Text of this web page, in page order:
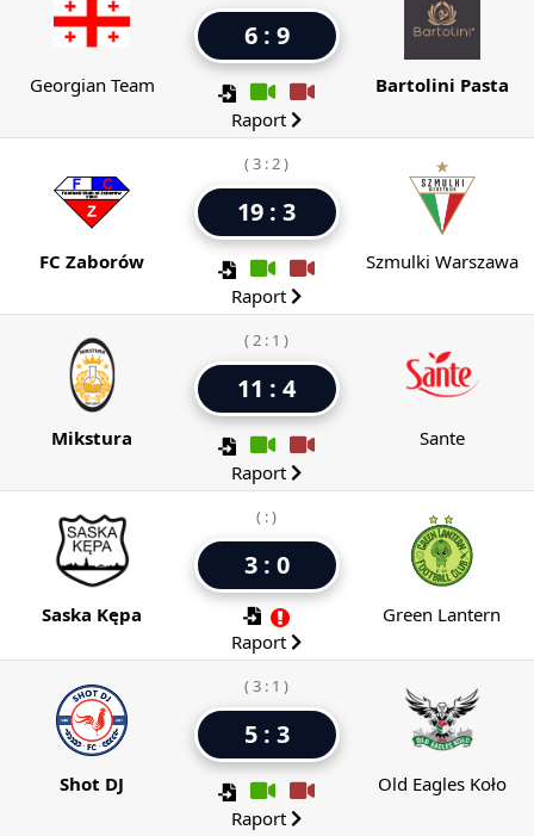
Georgian Team
6 : 9
Raport
Bartolini Pasta
FC Zaborów
( 3 : 2 )
19 : 3
Raport
Szmulki Warszawa
Mikstura
( 2 : 1 )
11 : 4
Raport
Sante
Saska Kępa
( : )
3 : 0
Raport
Green Lantern
Shot DJ
( 3 : 1 )
5 : 3
Raport
Old Eagles Koło